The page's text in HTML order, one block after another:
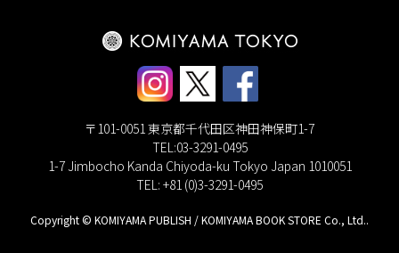
〒101-0051 東京都千代田区神田神保町1-7
TEL:03-3291-0495
1-7 Jimbocho Kanda Chiyoda-ku Tokyo Japan 1010051
TEL: +81 (0)3-3291-0495
Copyright © KOMIYAMA PUBLISH / KOMIYAMA BOOK STORE Co., Ltd..